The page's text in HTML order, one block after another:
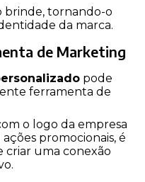
brinde, tornando-o
da marca.
de Marketing
pode
ferramenta de
o logo da empresa
promocionais, é
criar uma conexão